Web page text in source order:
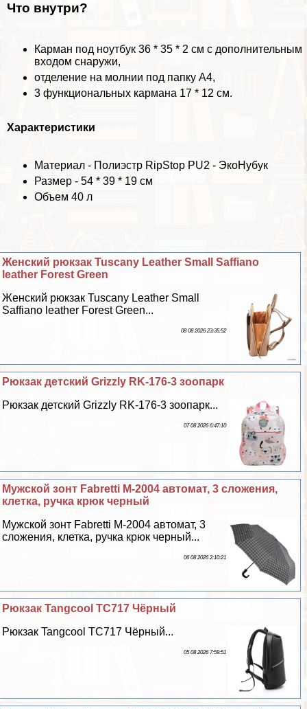
Что внутри?
Карман под ноутбук 36 * 35 * 2 см с дополнительным
входом снаружи,
отделение на молнии под папку А4,
3 функциональных кармана 17 * 12 см.
Хаpaктеристики
Материал - Полиэстр RipStop PU2 - ЭкоНубук
Размер - 54 * 39 * 19 см
Объем 40 л
Женский рюкзак Tuscany Leather Small Saffiano
leather Forest Green
Женский рюкзак Tuscany Leather Small
Saffiano leather Forest Green...
08 08 2026 23:35:52
Рюкзак детский Grizzly RK-176-3 зоопарк
Рюкзак детский Grizzly RK-176-3 зоопарк...
07 08 2026 6:47:10
Мужской зонт Fabretti M-2004 автомат, 3 сложения,
клетка, ручка крюк черный
Мужской зонт Fabretti M-2004 автомат, 3
сложения, клетка, ручка крюк черный...
06 08 2026 2:10:21
Рюкзак Tangcool TC717 Чёрный
Рюкзак Tangcool TC717 Чёрный...
05 08 2026 7:59:51